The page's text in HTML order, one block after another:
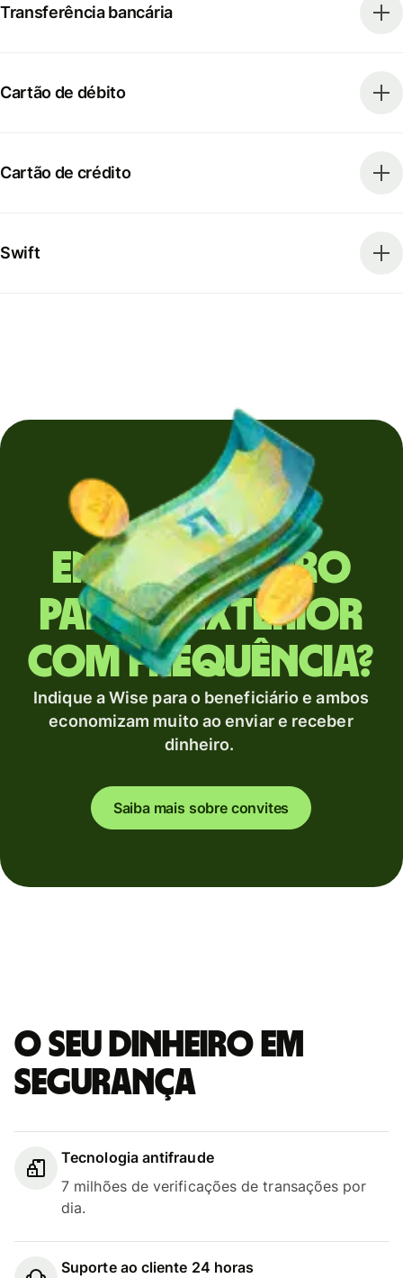
Transferência bancária
Cartão de débito
Cartão de crédito
Swift
Envia dinheiro
para o exterior
com frequência?
Indique a Wise para o beneficiário e ambos
economizam muito ao enviar e receber
dinheiro.
Saiba mais sobre convites
O seu dinheiro em
segurança
Tecnologia antifraude
7 milhões de verificações de transações por
dia.
Suporte ao cliente 24 horas